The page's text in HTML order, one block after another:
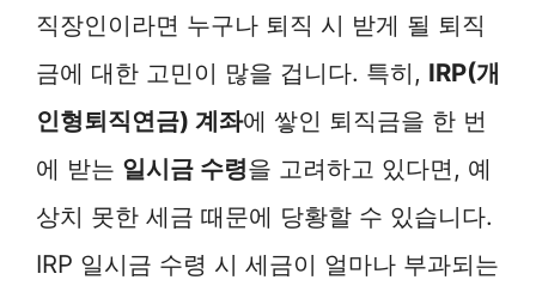
직장인이라면 누구나 퇴직 시 받게 될 퇴직
금에 대한 고민이 많을 겁니다. 특히, IRP(개
인형퇴직연금) 계좌에 쌓인 퇴직금을 한 번
에 받는 일시금 수령을 고려하고 있다면, 예
상치 못한 세금 때문에 당황할 수 있습니다.
IRP 일시금 수령 시 세금이 얼마나 부과되는